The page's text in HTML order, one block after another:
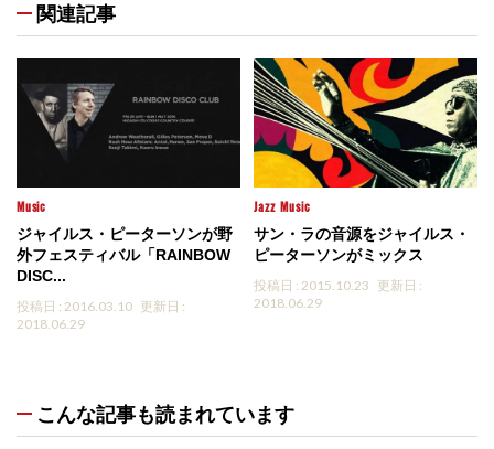
関連記事
Music
ジャイルス・ピーターソンが野
外フェスティバル「RAINBOW
DISC...
投稿日 : 2016.03.10 更新日 :
2018.06.29
Jazz Music
サン・ラの音源をジャイルス・
ピーターソンがミックス
投稿日 : 2015.10.23 更新日 :
2018.06.29
こんな記事も読まれています